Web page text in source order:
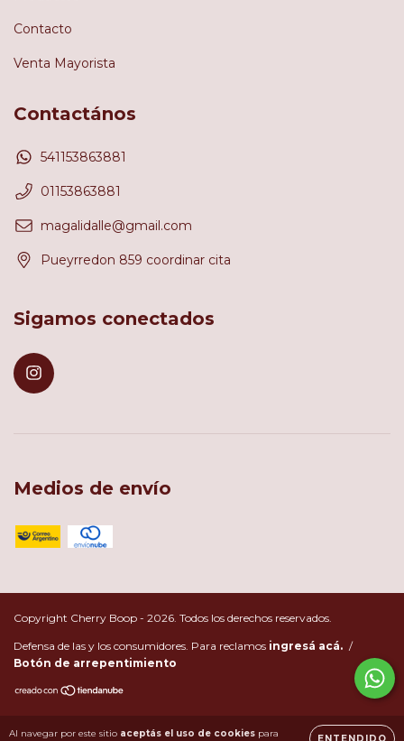
Al navegar por este sitio aceptás el uso de cookies para
Contacto
Venta Mayorista
Contactános
541153863881
01153863881
magalidalle@gmail.com
Pueyrredon 859 coordinar cita
Sigamos conectados
Medios de envío
Copyright Cherry Boop - 2026. Todos los derechos reservados.
Defensa de las y los consumidores. Para reclamos ingresá acá. /
Botón de arrepentimiento